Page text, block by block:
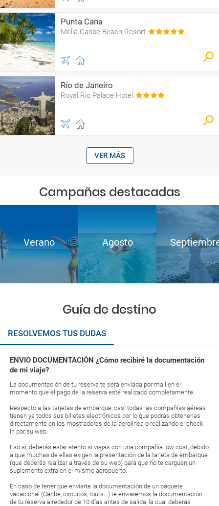
Punta Cana
Meliá Caribe Beach Resort
Río de Janeiro
Royal Rio Palace Hotel
VER MÁS
Campañas destacadas
Verano Agosto
Guía de destino
RESOLVEMOS TUS DUDAS
ENVIO DOCUMENTACIÓN ¿Cómo recibiré la documentación
de mi viaje?
La documentación de tu reserva te será enviada por mail en el
momento que el pago de la reserva esté realizado completamente.
Respecto a las tarjetas de embarque, casi todas las compañías aéreas
tienen ya todos sus billetes electrónicos por lo que podrás obtenerlas
directamente en los mostradores de la aerolínea o realizando el check-
in por su web.
Eso sí, deberás estar atento si viajas con una compañía low cost, debido
a que muchas de ellas exigen la presentación de la tarjeta de embarque
(que deberás realizar a través de su web) para que no te carguen un
suplemento extra en el mismo aeropuerto.
En caso de tener que enviarte la documentación de un paquete
vacacional (Caribe, circuitos, tours...) te enviaremos la documentación
de tu reserva alrededor de 10 días antes de salida, la cual deberás